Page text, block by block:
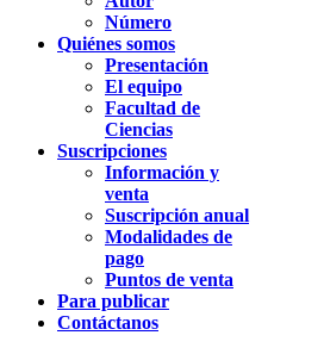
Número
Quiénes somos
Presentación
El equipo
Facultad de
Ciencias
Suscripciones
Información y
venta
Suscripción anual
Modalidades de
pago
Puntos de venta
Para publicar
Contáctanos